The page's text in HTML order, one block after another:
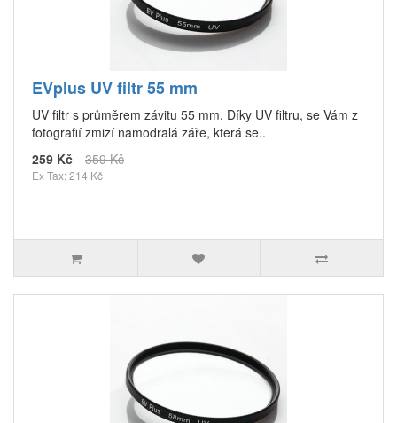
EVplus UV filtr 55 mm
UV filtr s průměrem závitu 55 mm. Díky UV filtru, se Vám z
fotografií zmizí namodralá záře, která se..
259 Kč
359 Kč
Ex Tax: 214 Kč